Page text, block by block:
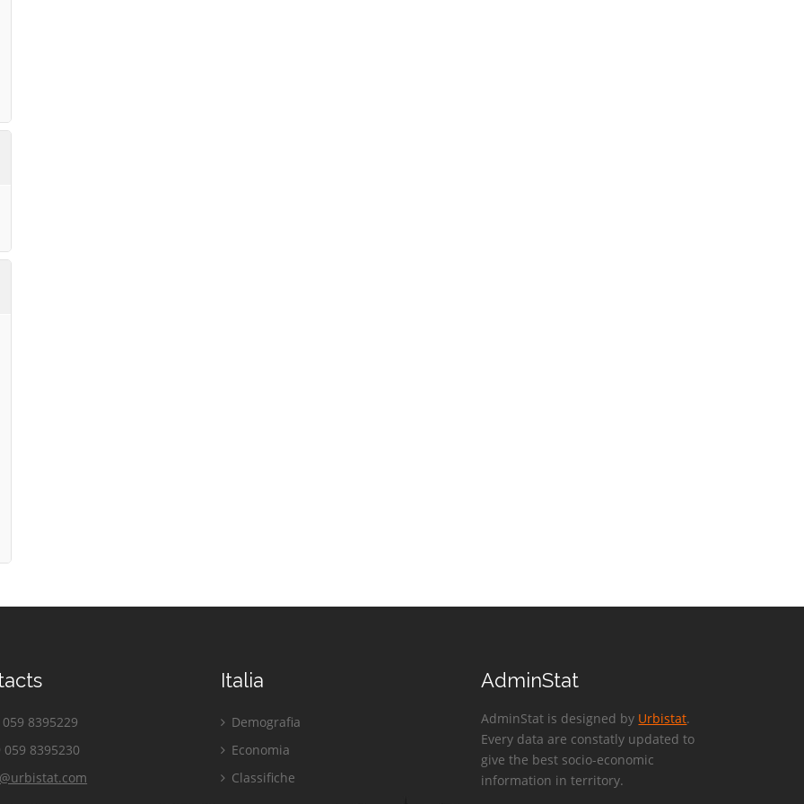
059 8395229
059 8395230
Italia
Demografia
Economia
Classifiche
AdminStat
AdminStat is designed by Urbistat.
Every data are constatly updated to
give the best socio-economic
information in territory.